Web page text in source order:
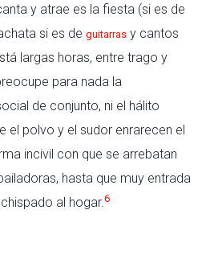
y atrae es la fiesta (si es de
si es deguitarras y cantos
largas horas, entre trago y
para nada la
de conjunto, ni el hálito
el polvo y el sudor enrarecen el
incivil con que se arrebatan
hasta que muy entrada
al hogar.6